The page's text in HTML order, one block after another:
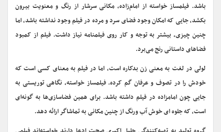
باشد. فیلمساز خواسته از امام‌زاده، مکانی سرشار از رنگ و معنویت بیرون
بکشد، جایی که امکان وجود فضای سرد و مرده در فیلم وجود نداشته باشد، اما
چنین چیزی، بیشتر به توجه و کار روی فیلمنامه نیاز داشت. فیلم از کمبود
فضاهای داستانی رنج می‌برد.
لولی در لغت به معنی زن بدکاره است، اما در فیلم به معنای کسی است که
خودش را در تصوف و عرفان گم کرده. فیلمساز خواسته، نگاهی توریستی به
جایی چون امامزاده در فیلم داشته باشد. برای همین فضاسازی‌ها به گونه‌ای
است، که جلوه ای خوش آب ورنگ از چنین مکانی به تماشاگر ارائه دهد.